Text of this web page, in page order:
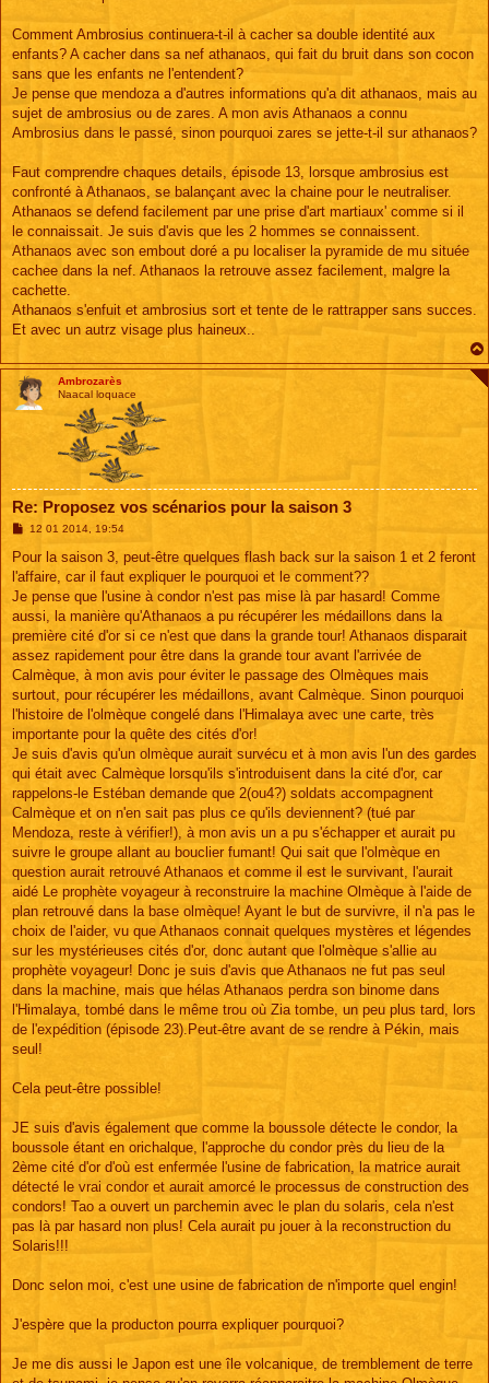
g
Comment Ambrosius continuera-t-il à cacher sa double identité aux
enfants? A cacher dans sa nef athanaos, qui fait du bruit dans son cocon
sans que les enfants ne l'entendent?
Je pense que mendoza a d'autres informations qu'a dit athanaos, mais au
sujet de ambrosius ou de zares. A mon avis Athanaos a connu
Ambrosius dans le passé, sinon pourquoi zares se jette-t-il sur athanaos?
Faut comprendre chaques details, épisode 13, lorsque ambrosius est
confronté à Athanaos, se balançant avec la chaine pour le neutraliser.
Athanaos se defend facilement par une prise d'art martiaux' comme si il
le connaissait. Je suis d'avis que les 2 hommes se connaissent.
Athanaos avec son embout doré a pu localiser la pyramide de mu située
cachee dans la nef. Athanaos la retrouve assez facilement, malgre la
cachette.
Athanaos s'enfuit et ambrosius sort et tente de le rattrapper sans succes.
Et avec un autrz visage plus haineux..
Ambrozarès
Naacal loquace
Re: Proposez vos scénarios pour la saison 3
M
s
a
g
12 01 2014, 19:54
Pour la saison 3, peut-être quelques flash back sur la saison 1 et 2 feront
l'affaire, car il faut expliquer le pourquoi et le comment??
Je pense que l'usine à condor n'est pas mise là par hasard! Comme
aussi, la manière qu'Athanaos a pu récupérer les médaillons dans la
première cité d'or si ce n'est que dans la grande tour! Athanaos disparait
assez rapidement pour être dans la grande tour avant l'arrivée de
Calmèque, à mon avis pour éviter le passage des Olmèques mais
surtout, pour récupérer les médaillons, avant Calmèque. Sinon pourquoi
l'histoire de l'olmèque congelé dans l'Himalaya avec une carte, très
importante pour la quête des cités d'or!
Je suis d'avis qu'un olmèque aurait survécu et à mon avis l'un des gardes
qui était avec Calmèque lorsqu'ils s'introduisent dans la cité d'or, car
rappelons-le Estéban demande que 2(ou4?) soldats accompagnent
Calmèque et on n'en sait pas plus ce qu'ils deviennent? (tué par
Mendoza, reste à vérifier!), à mon avis un a pu s'échapper et aurait pu
suivre le groupe allant au bouclier fumant! Qui sait que l'olmèque en
question aurait retrouvé Athanaos et comme il est le survivant, l'aurait
aidé Le prophète voyageur à reconstruire la machine Olmèque à l'aide de
plan retrouvé dans la base olmèque! Ayant le but de survivre, il n'a pas le
choix de l'aider, vu que Athanaos connait quelques mystères et légendes
sur les mystérieuses cités d'or, donc autant que l'olmèque s'allie au
prophète voyageur! Donc je suis d'avis que Athanaos ne fut pas seul
dans la machine, mais que hélas Athanaos perdra son binome dans
l'Himalaya, tombé dans le même trou où Zia tombe, un peu plus tard, lors
de l'expédition (épisode 23).Peut-être avant de se rendre à Pékin, mais
seul!
Cela peut-être possible!
JE suis d'avis également que comme la boussole détecte le condor, la
boussole étant en orichalque, l'approche du condor près du lieu de la
2ème cité d'or d'où est enfermée l'usine de fabrication, la matrice aurait
détecté le vrai condor et aurait amorcé le processus de construction des
condors! Tao a ouvert un parchemin avec le plan du solaris, cela n'est
pas là par hasard non plus! Cela aurait pu jouer à la reconstruction du
Solaris!!!
Donc selon moi, c'est une usine de fabrication de n'importe quel engin!
J'espère que la producton pourra expliquer pourquoi?
Je me dis aussi le Japon est une île volcanique, de tremblement de terre